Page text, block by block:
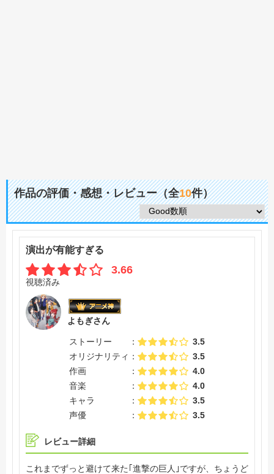
作品の評価・感想・レビュー（全10件）
演出が有能すぎる
3.66
視聴済み
よもぎさん
ストーリー
3.5
オリジナリティ
3.5
作画
4.0
音楽
4.0
キャラ
3.5
声優
3.5
レビュー詳細
これまでずっと避けて来た｢進撃の巨人｣ですが、ちょうど